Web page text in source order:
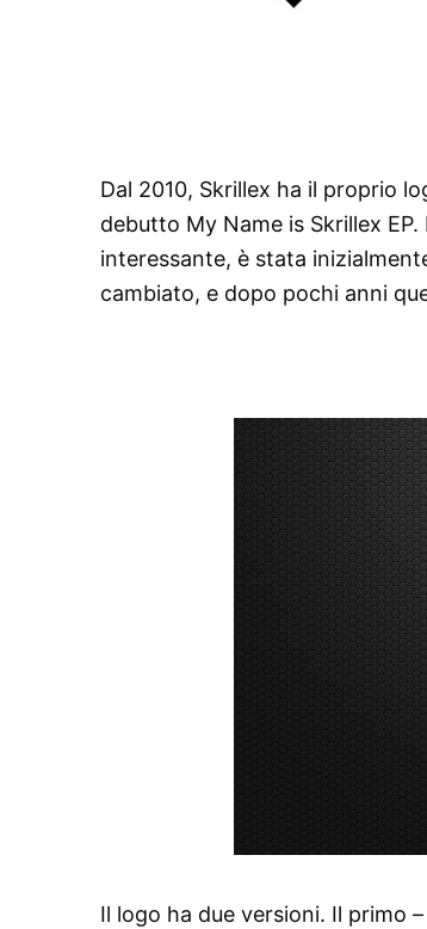
Dal 2010, Skrillex ha il proprio
debutto My Name is Skrillex
interessante, è stata
cambiato, e dopo pochi anni
Il logo ha due versioni. Il primo